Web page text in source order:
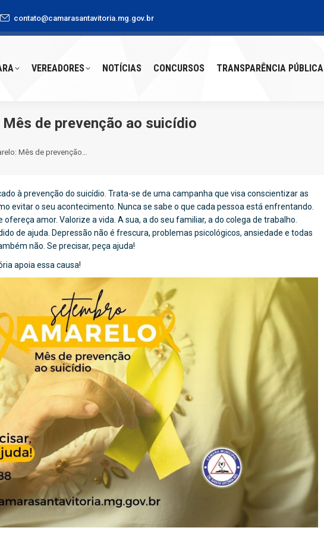
contato@camarasantavitoria.mg.gov.br
VEREADORES NOTÍCIAS CONCURSOS TRANSPARÊNCIA PÚBLICA
de prevenção ao suicídio
Mês de prevenção…
à prevenção do suicídio. Trata-se de uma campanha que visa conscientizar as
evitar o seu acontecimento. Nunca se sabe o que cada pessoa está enfrentando.
amor. Valorize a vida. A sua, a do seu familiar, a do colega de trabalho.
de ajuda. Depressão não é frescura, problemas psicológicos, ansiedade e todas
não. Se precisar, peça ajuda!
apoia essa causa!
VEREADORES NOTÍCIAS CONCURSOS